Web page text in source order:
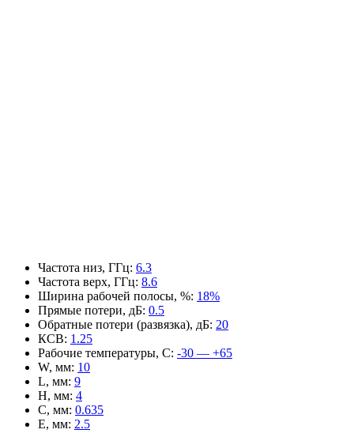
Частота низ, ГГц: 6.3
Частота верх, ГГц: 8.6
Ширина рабочей полосы, %: 18%
Прямые потери, дБ: 0.5
Обратные потери (развязка), дБ: 20
КСВ: 1.25
Рабочие температуры, С: -30 — +65
W, мм: 10
L, мм: 9
H, мм: 4
C, мм: 0.635
E, мм: 2.5